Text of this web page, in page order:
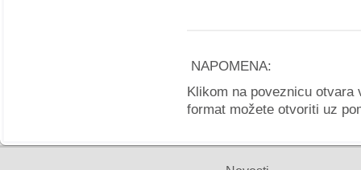
NAPOMENA:
Klikom na poveznicu otvara
format možete otvoriti uz